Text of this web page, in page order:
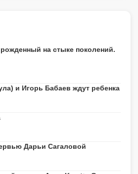
рожденный на стыке поколений.
и Игорь Бабаев ждут ребенка
Дарьи Сагаловой